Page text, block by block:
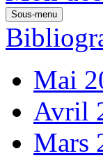
Sous-menu
Mai
Avril
Mars